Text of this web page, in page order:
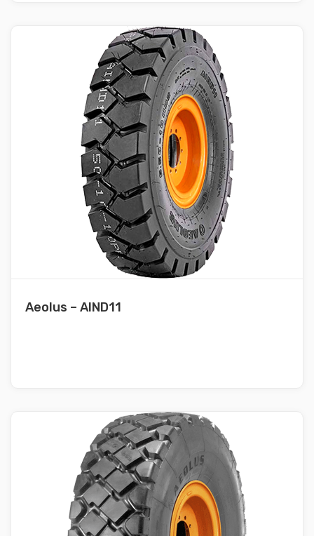
Aeolus – AIND11